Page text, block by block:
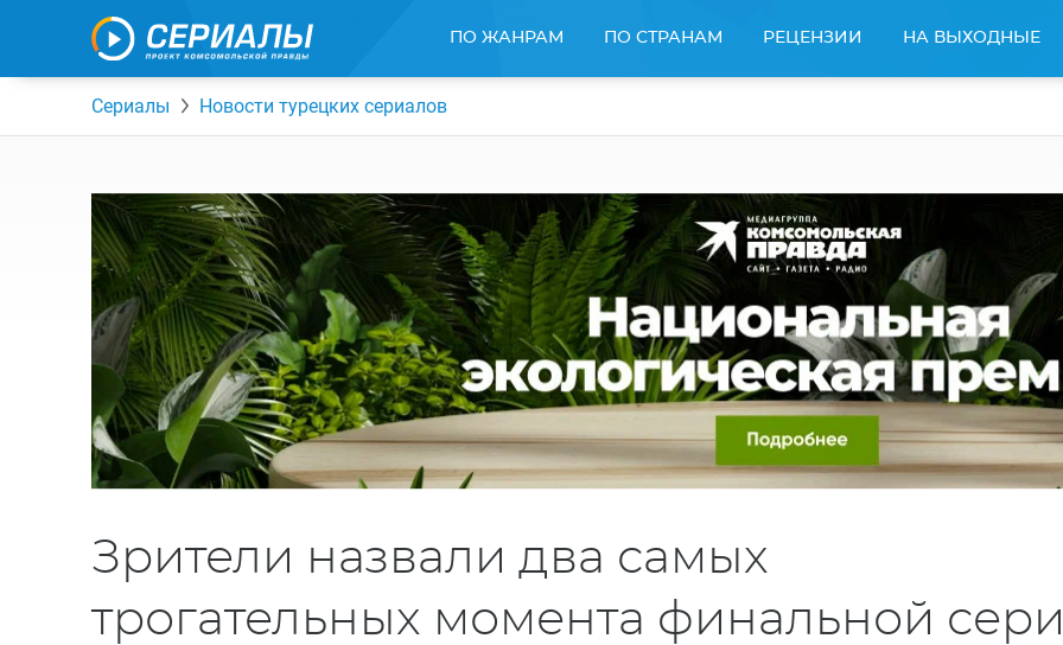
ПО ЖАНРАМ ПО СТРАНАМ РЕЦЕНЗИИ НА ВЫХОДНЫЕ
Сериалы Новости турецких сериалов
Зрители назвали два самых
трогательных момента финальной